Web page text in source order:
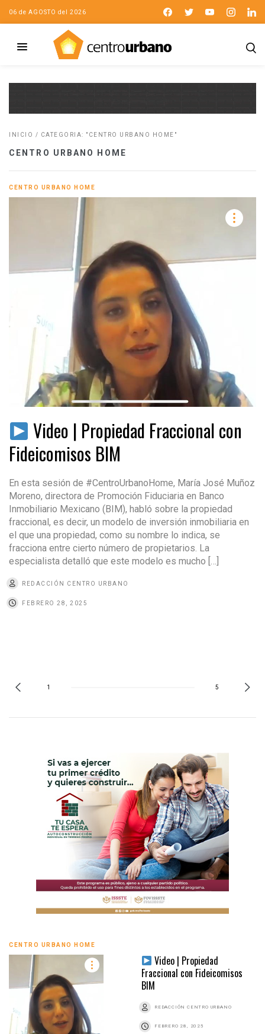
06 de AGOSTO del 2026
INICIO / CATEGORIA: "CENTRO URBANO HOME"
CENTRO URBANO HOME
CENTRO URBANO HOME
Video | Propiedad Fraccional con
Fideicomisos BIM
En esta sesión de #CentroUrbanoHome, María José Muñoz
Moreno, directora de Promoción Fiduciaria en Banco
Inmobiliario Mexicano (BIM), habló sobre la propiedad
fraccional, es decir, un modelo de inversión inmobiliaria en
el que una propiedad, como su nombre lo indica, se
fracciona entre cierto número de propietarios. La
especialista detalló que este modelo es mucho […]
REDACCIÓN CENTRO URBANO
FEBRERO 28, 2025
1 5
CENTRO URBANO HOME
Video | Propiedad
Fraccional con Fideicomisos
BIM
REDACCIÓN CENTRO URBANO
FEBRERO 28, 2025